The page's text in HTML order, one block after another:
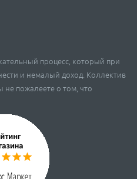
процесс, который при
и немалый доход. Коллектив
не пожалеете о том, что